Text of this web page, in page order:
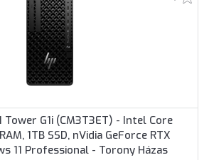
Tower G1i (CM3T3ET) - Intel Core
1TB SSD, nVidia GeForce RTX
11 Professional - Torony Házas